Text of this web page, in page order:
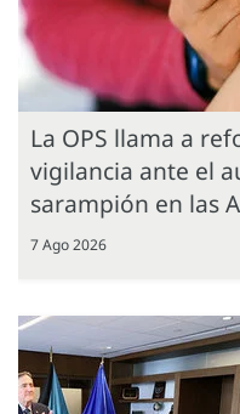
La OPS llama a
vigilancia ante el
sarampión en las
7 Ago 2026